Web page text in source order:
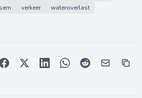
verkeer
wateroverlast